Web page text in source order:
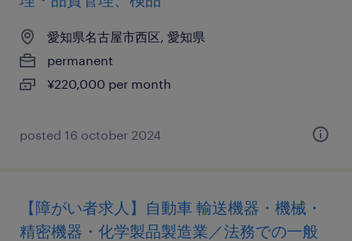
愛知県名古屋市西区, 愛知県
permanent
¥220,000 per month
posted 16 october 2024
【障がい者求人】自動車 輸送機器・機械・
精密機器・化学製品製造業／法務での一般